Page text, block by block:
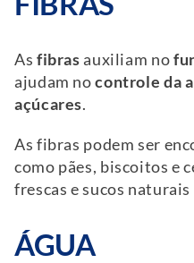
As fibrasauxiliam no
ajudam nocontrole da
açúcares.
As fibras podem ser
como pães, biscoitos e
frescas e sucos naturais
ÁGUA